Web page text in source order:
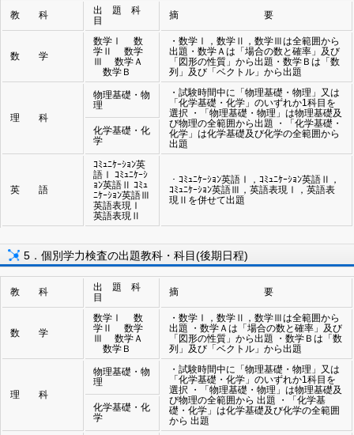
教 科
出 題 科
目
摘 要
数 学
数学Ⅰ 数
学Ⅱ 数学
Ⅲ 数学Ａ
数学Ｂ
・数学Ⅰ，数学Ⅱ，数学Ⅲは全範囲から
出題・数学Ａは「場合の数と確率」及び
「図形の性質」から出題・数学Ｂは「数
列」及び「ベクトル」から出題
理 科
物理基礎・物
理
・試験時間中に「物理基礎・物理」又は
「化学基礎・化学」のいずれか1科目を
選択 ・「物理基礎・物理」は物理基礎及
び物理の全範囲から出題 ・「化学基礎・
化学」は化学基礎及び化学の全範囲から
出題
化学基礎・化
学
英 語
ｺﾐｭﾆｹｰｼｮﾝ英
語Ⅰ ｺﾐｭﾆｹｰｼ
ｮﾝ英語Ⅱ ｺﾐｭ
ﾆｹｰｼｮﾝ英語Ⅲ
英語表現Ⅰ
英語表現Ⅱ
・ｺﾐｭﾆｹｰｼｮﾝ英語Ⅰ，ｺﾐｭﾆｹｰｼｮﾝ英語Ⅱ，
ｺﾐｭﾆｹｰｼｮﾝ英語Ⅲ，英語表現Ⅰ，英語表
現Ⅱを併せて出題
5．個別学力検査の出題教科・科目(後期日程)
教 科
出 題 科
目
摘 要
数 学
数学Ⅰ 数
学Ⅱ 数学
Ⅲ 数学Ａ
数学Ｂ
・数学Ⅰ，数学Ⅱ，数学Ⅲは全範囲から
出題 ・数学Ａは「場合の数と確率」及び
「図形の性質」から出題 ・数学Ｂは「数
列」及び「ベクトル」から出題
理 科
物理基礎・物
理
・試験時間中に「物理基礎・物理」又は
「化学基礎・化学」のいずれか1科目を
選択 ・「物理基礎・物理」は物理基礎及
び物理の全範囲から 出題 ・「化学基
礎・化学」は化学基礎及び化学の全範囲
から 出題
化学基礎・化
学